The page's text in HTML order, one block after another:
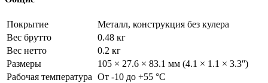
Покрытие
Металл, конструкция без кулера
Вес брутто
0.48 кг
Вес нетто
0.2 кг
Размеры
105 × 27.6 × 83.1 мм (4.1 × 1.1 × 3.3ʺ)
Рабочая температура От -10 до +55 °C